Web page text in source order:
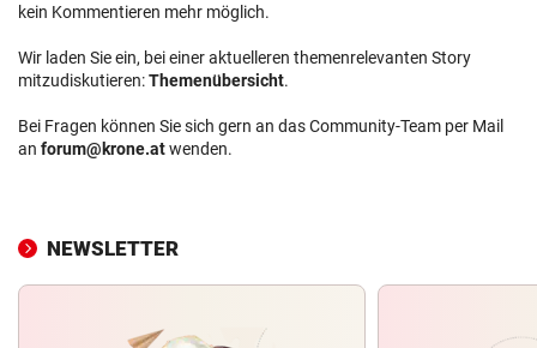
kein Kommentieren mehr möglich.
Wir laden Sie ein, bei einer aktuelleren themenrelevanten Story
mitzudiskutieren:Themenübersicht.
Bei Fragen können Sie sich gern an das Community-Team per Mail
an forum@krone.atwenden.
NEWSLETTER